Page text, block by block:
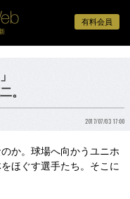
有料会員
。
2017/07/03 17:00
か。球場へ向かうユニホ
ほぐす選手たち。そこに